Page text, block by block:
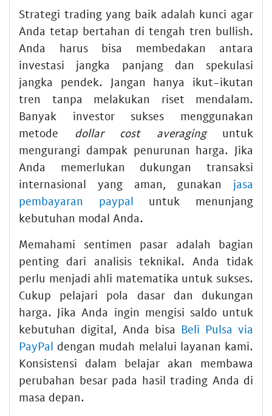
Strategi trading yang baik adalah kunci agar
Anda tetap bertahan di tengah tren bullish.
Anda harus bisa membedakan antara
investasi jangka panjang dan spekulasi
jangka pendek. Jangan hanya ikut-ikutan
tren tanpa melakukan riset mendalam.
Banyak investor sukses menggunakan
metode dollar cost averaginguntuk
mengurangi dampak penurunan harga. Jika
Anda memerlukan dukungan transaksi
internasional yang aman, gunakan jasa
pembayaran paypal untuk menunjang
kebutuhan modal Anda.
Memahami sentimen pasar adalah bagian
penting dari analisis teknikal. Anda tidak
perlu menjadi ahli matematika untuk sukses.
Cukup pelajari pola dasar dan dukungan
harga. Jika Anda ingin mengisi saldo untuk
kebutuhan digital, Anda bisa Beli Pulsa via
PayPal dengan mudah melalui layanan kami.
Konsistensi dalam belajar akan membawa
perubahan besar pada hasil trading Anda di
masa depan.